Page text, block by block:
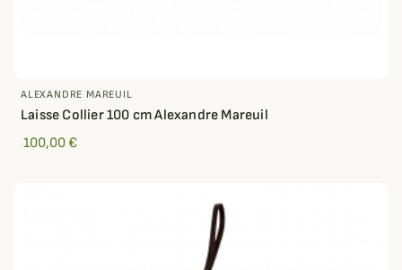
ALEXANDRE MAREUIL
Laisse Collier 100 cm Alexandre Mareuil
100,00 €